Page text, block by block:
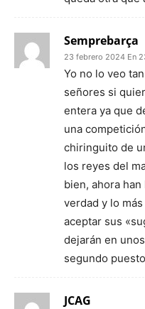
Semprebarça
23 febrero 2024 En
Yo no lo veo
señores si
entera ya que
una
chiringuito de
los reyes del
bien, ahora
verdad y lo
aceptar sus
dejarán en
segundo
JCAG